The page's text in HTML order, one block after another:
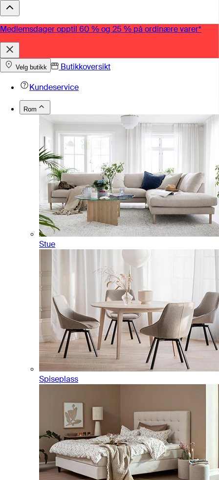
Medlemsdager opptil 60 % og 25 % på ordinære varer*
Velg butikk
Butikkoversikt
Kundeservice
Rom
Stue
Spiseplass